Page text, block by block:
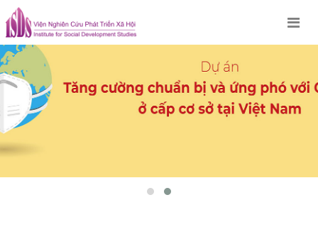
Skip
to
content